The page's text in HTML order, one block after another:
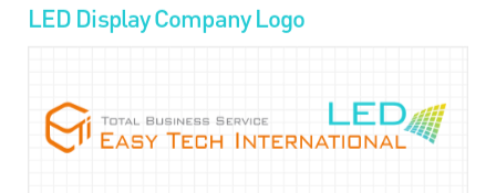
LED Display Company Logo
PANTONE COLOR
LED Display Company Logo